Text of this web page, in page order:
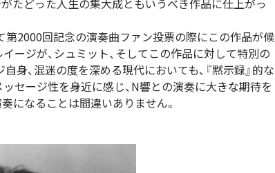
第2000回記念の演奏曲ファン投票の際にこの作品が候
ージが、シュミット、そしてこの作品に対して特別の
、混迷の度を深める現代においても、『黙示録』的な
セージ性を身近に感じ、N響との演奏に大きな期待を
になることは間違いありません。